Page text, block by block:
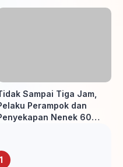
Sampai Tiga Jam,
Perampok dan
Nenek 60